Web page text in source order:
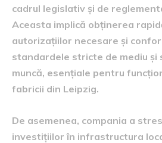
cadrul legislativ și de
Aceasta implică obținerea
autorizațiilor necesare și
standardele stricte de mediu și
muncă, esențiale pentru
fabricii din Leipzig.
De asemenea, compania a
investițiilor în infrastructura